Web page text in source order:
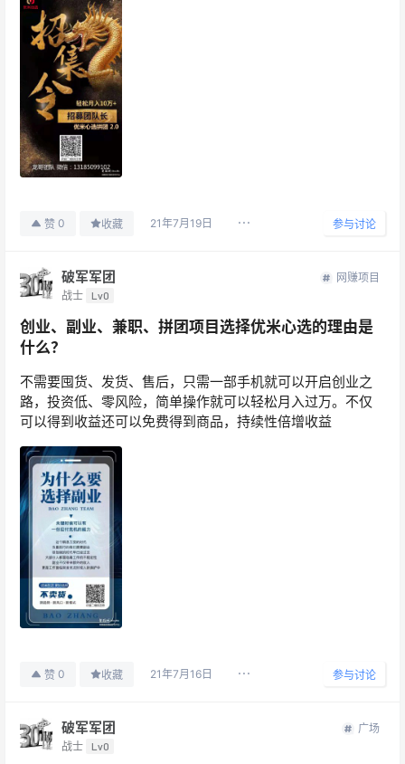
赞 0 收藏 21年7月19日 参与讨论
破军军团
战士 Lv0
网赚项目
创业、副业、兼职、拼团项目选择优米心选的理由是
什么？
不需要囤货、发货、售后，只需一部手机就可以开启创业之
路，投资低、零风险，简单操作就可以轻松月入过万。不仅
可以得到收益还可以免费得到商品，持续性倍增收益
赞 0 收藏 21年7月16日 参与讨论
破军军团
战士 Lv0
广场